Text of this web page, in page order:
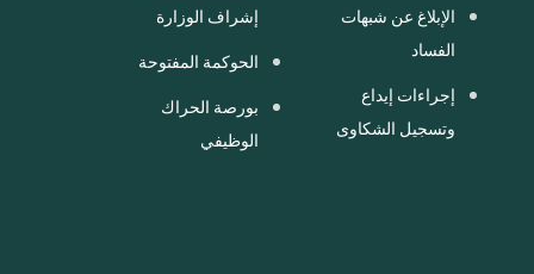
الإبلاغ عن شبهات
الفساد
إجراءات إيداع
وتسجيل الشكاوى
إشراف الوزارة
الحوكمة المفتوحة
بورصة الحراك
الوظيفي